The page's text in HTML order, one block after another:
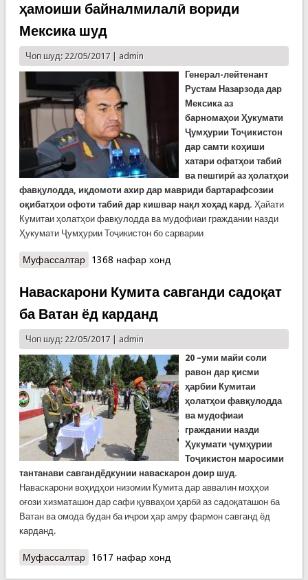
ҳамоиши байналмилалӣ вориди
Мексика шуд
Чоп шуд: 22/05/2017 | admin
Генерал-лейтенант
Рустам Назарзода дар
Мексика аз
барномаҳои Ҳукумати
Ҷумҳурии Тоҷикистон
дар самти коҳиши
хатари офатҳои табиӣ
ва пешгирӣ аз ҳолатҳои
фавқулодда, иқдомоти ахир дар мавриди бартарафсозии
оқибатҳои офоти табиӣ дар кишвар нақл хоҳад кард. Ҳайати
Кумитаи ҳолатҳои фавқулодда ва мудофиаи граждании назди
Ҳукумати Ҷумҳурии Тоҷикистон бо сарварии
Муфассалтаро Рустам Назарзода бо ҳайате аз Тоҷикистон
вориди Мексика шуд
1368 нафар хонд
Наваскарони Кумита савганди садоқат
ба Ватан ёд карданд
Чоп шуд: 22/05/2017 | admin
20 –уми майи соли
равон дар қисми
ҳарбии Кумитаи
ҳолатҳои фавқулодда
ва мудофиаи
граждании назди
Ҳукумати ҷумҳурии
Тоҷикистон маросими
тантанави савгандёдкунии наваскарон доир шуд.
Наваскарони воҳидҳои низомии Кумита дар аввалин моҳҳои
оғози хизматашон дар сафи қувваҳои ҳарбӣ аз садоқаташон ба
Ватан ва омода будан ба иҷрои ҳар амру фармон савганд ёд
карданд.
Муфассалтаро Наваскарони Кумита савганди садоқат ба
1617 нафар хонд